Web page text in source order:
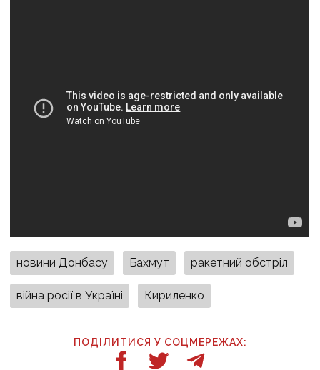
новини Донбасу Бахмут ракетний обстріл
війна росії в Україні Кириленко
ПОДІЛИТИСЯ У СОЦМЕРЕЖАХ: